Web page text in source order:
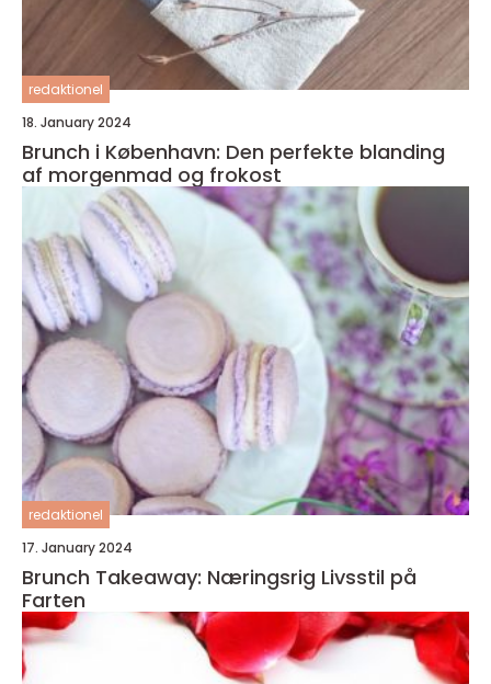
redaktionel
18. January 2024
Brunch i København: Den perfekte blanding
af morgenmad og frokost
redaktionel
17. January 2024
Brunch Takeaway: Næringsrig Livsstil på
Farten